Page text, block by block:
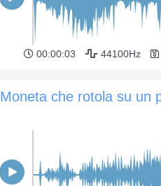
00:00:03 44100Hz